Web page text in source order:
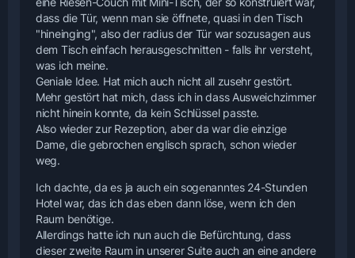
dass die Tür, wenn man sie öffnete, quasi in den Tisch
"hineinging", also der radius der Tür war sozusagen aus
dem Tisch einfach herausgeschnitten - falls ihr versteht,
was ich meine.
Geniale Idee. Hat mich auch nicht all zusehr gestört.
Mehr gestört hat mich, dass ich in dass Ausweichzimmer
nicht hinein konnte, da kein Schlüssel passte.
Also wieder zur Rezeption, aber da war die einzige
Dame, die gebrochen englisch sprach, schon wieder
weg.
Ich dachte, da es ja auch ein sogenanntes 24-Stunden
Hotel war, das ich das eben dann löse, wenn ich den
Raum benötige.
Allerdings hatte ich nun auch die Befürchtung, dass
dieser zweite Raum in unserer Suite auch an eine andere